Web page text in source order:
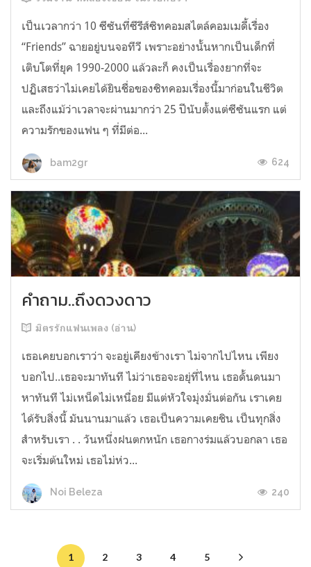
เป็นเวลากว่า 10 ซีซันที่ซีรีส์ซิทคอมสไตล์คอมเมดี้เรื่อง
“Friends” ฉายอยู่บนจอทีวี เพราะอย่างนั้นหากเป็นเด็กที่
เติบโตที่ยุค 1990-2000 แล้วละก็ คงเป็นเรื่องยากที่จะ
ปฏิเสธว่าไม่เคยได้ยินชื่อของซิทคอมเรื่องนี้มาก่อนในชีวิต
และถึงแม้ว่าเวลาจะผ่านมากว่า 25 ปีนับตั้งแต่ซีซันแรก แต่
ความรักของแฟน ๆ ที่มีต่อ...
bam2gr 624
คำถาม..ถึงดวงดาว
มิตรรักแฟนเพลง (อ่าน)
เธอเคยบอกเราว่า จะอยู่เคียงข้างเรา ไม่จากไปไหน เพียง
บอกไป..เธอจะมาทันที ไม่ว่าเธอจะอยุ่ที่ไหน เธอดั้นดนมา
หาทันที ไม่เหน็ดไม่เหนื่อย มีแต่หัวใจมุ่งมั่นต่อกัน เราเคย
ได้รับสิ่งนี้ มันนานมาแล้ว เธอเป็นความเคยชิน เป็นทุกสิ่ง
สำหรับเรา . . วันหนึ่งฝนตกหนัก เธอกางร่มแล้วบอกลา เธอ
จะเริ่มต้นใหม่ เธอไม่ห่ว...
Noi Beleza 240
1 2 3 4 5